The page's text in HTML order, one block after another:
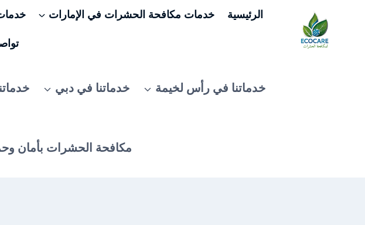
المحتوى
الرئيسية خدمات مكافحة الحشرات في الإمارات
خدماتنا في رأس لخيمة خدماتنا في دبي
مكافحة الحشرات بأمان